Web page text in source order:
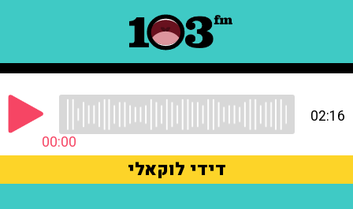
00:00
02:16
דידי לוקאלי